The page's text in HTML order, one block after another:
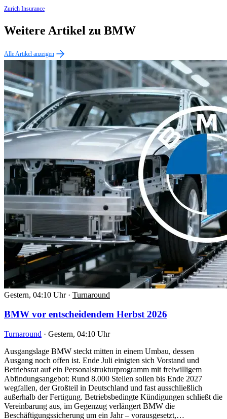
Zurich Insurance
Weitere Artikel zu BMW
Alle Artikel anzeigen
Gestern, 04:10 Uhr · Turnaround
BMW vor entscheidendem Herbst 2026
Turnaround · Gestern, 04:10 Uhr
Ausgangslage BMW steckt mitten in einem Umbau, dessen
Ausgang noch offen ist. Ende Juli einigten sich Vorstand und
Betriebsrat auf ein Personalstrukturprogramm mit freiwilligem
Abfindungsangebot: Rund 8.000 Stellen sollen bis Ende 2027
wegfallen, der Großteil in Deutschland und fast ausschließlich
außerhalb der Fertigung. Betriebsbedingte Kündigungen schließt die
Vereinbarung aus, im Gegenzug verlängert BMW die
Beschäftigungssicherung um ein Jahr – vorausgesetzt,…